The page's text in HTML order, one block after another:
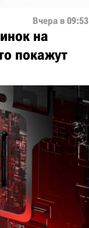
Вчера в 09:53
на
покажут